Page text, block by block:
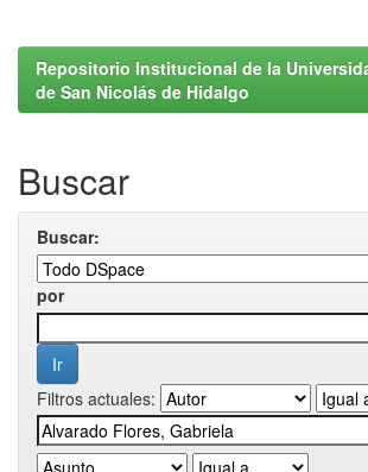
Repositorio Institucional de la
de San Nicolás de Hidalgo
Buscar
Buscar:
por
Filtros actuales: